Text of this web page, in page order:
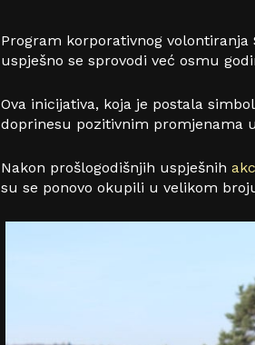
Program korporativnog volontiranja
uspješno se sprovodi već osmu
Ova inicijativa, koja je postala
doprinesu pozitivnim promjenama
Nakon prošlogodišnjih uspješnih
su se ponovo okupili u velikom